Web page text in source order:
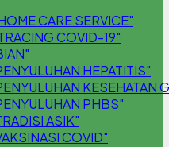
CARE SERVICE"
COVID-19"
HEPATITIS"
KESEHATAN
PHBS"
ASIK"
COVID"